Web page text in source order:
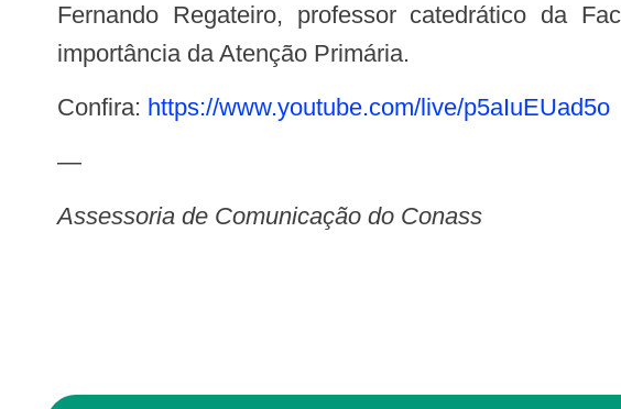
Fernando Regateiro, professor catedrático da
importância da Atenção Primária.
Confira: https://www.youtube.com/live/p5aIuEUad5o
—
Assessoria de Comunicação do Conass